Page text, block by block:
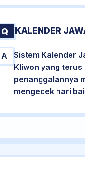
Q KALENDER
A
Sistem Kalender
Kliwon yang
penanggalannya
mengecek hari